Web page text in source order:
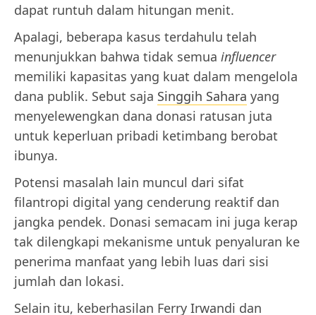
dapat runtuh dalam hitungan menit.
Apalagi, beberapa kasus terdahulu telah
menunjukkan bahwa tidak semua influencer
memiliki kapasitas yang kuat dalam mengelola
dana publik. Sebut saja Singgih Sahara yang
menyelewengkan dana donasi ratusan juta
untuk keperluan pribadi ketimbang berobat
ibunya.
Potensi masalah lain muncul dari sifat
filantropi digital yang cenderung reaktif dan
jangka pendek. Donasi semacam ini juga kerap
tak dilengkapi mekanisme untuk penyaluran ke
penerima manfaat yang lebih luas dari sisi
jumlah dan lokasi.
Selain itu, keberhasilan Ferry Irwandi dan